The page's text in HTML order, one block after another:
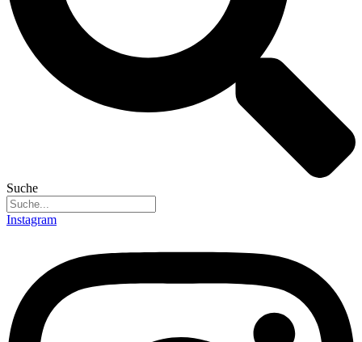
Suche
Instagram